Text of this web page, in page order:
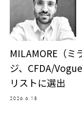
MILAMORE（ミ
ジ、CFDA/
リストに選出
2026.6.18